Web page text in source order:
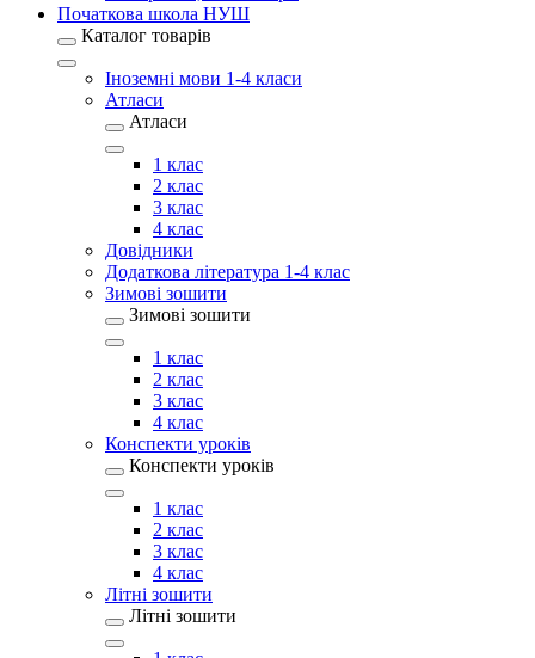
Початкова школа НУШ
Каталог товарів
Іноземні мови 1-4 класи
Атласи
Атласи
1 клас
2 клас
3 клас
4 клас
Довідники
Додаткова література 1-4 клас
Зимові зошити
Зимові зошити
1 клас
2 клас
3 клас
4 клас
Конспекти уроків
Конспекти уроків
1 клас
2 клас
3 клас
4 клас
Літні зошити
Літні зошити